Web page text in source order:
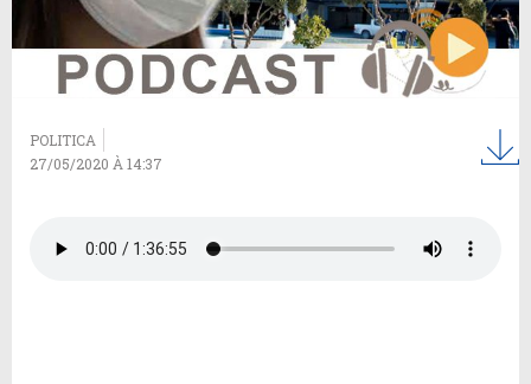
POLITICA
27/05/2020 À 14:37